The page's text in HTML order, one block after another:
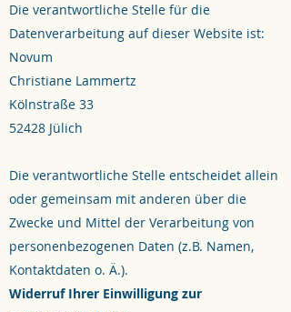
Die verantwortliche Stelle für die
Datenverarbeitung auf dieser Website ist:
Novum
Christiane Lammertz
Kölnstraße 33
52428 Jülich
Die verantwortliche Stelle entscheidet allein
oder gemeinsam mit anderen über die
Zwecke und Mittel der Verarbeitung von
personenbezogenen Daten (z.B. Namen,
Kontaktdaten o. Ä.).
Widerruf Ihrer Einwilligung zur